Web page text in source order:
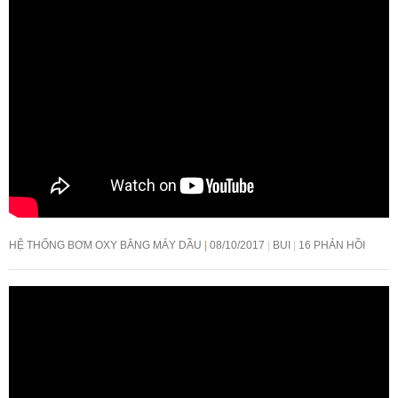
HỆ THỐNG BƠM OXY BẰNG MÁY DẦU 08/10/2017 BUI 16 PHẢN HỒI